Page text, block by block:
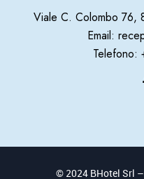
Viale C. Colombo 76,
Email:
Telefono:
© 2024 BHotel Srl